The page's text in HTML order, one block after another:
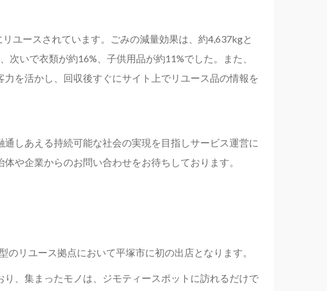
ユースされています。ごみの減量効果は、約4,637kgと
いで衣類が約16%、子供用品が約11%でした。また、
を活かし、回収後すぐにサイト上でリユース品の情報を
しあえる持続可能な社会の実現を目指しサービス運営に
や企業からのお問い合わせをお待ちしております。
リユース拠点において平塚市に初の出店となります。
、集まったモノは、ジモティースポットに訪れるだけで